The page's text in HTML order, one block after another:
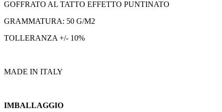
GOFFRATO AL TATTO EFFETTO PUNTINATO
GRAMMATURA: 50 G/M2
TOLLERANZA +/- 10%
MADE IN ITALY
IMBALLAGGIO